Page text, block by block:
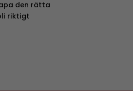
den rätta
riktigt